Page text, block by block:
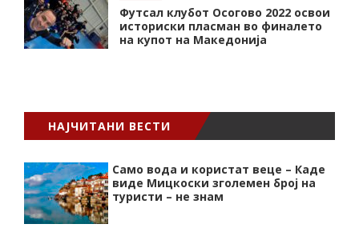
Футсал клубот Осогово 2022 освои
историски пласман во финалето
на купот на Македонија
НАЈЧИТАНИ ВЕСТИ
Само вода и користат веце – Каде
виде Мицкоски зголемен број на
туристи – не знам